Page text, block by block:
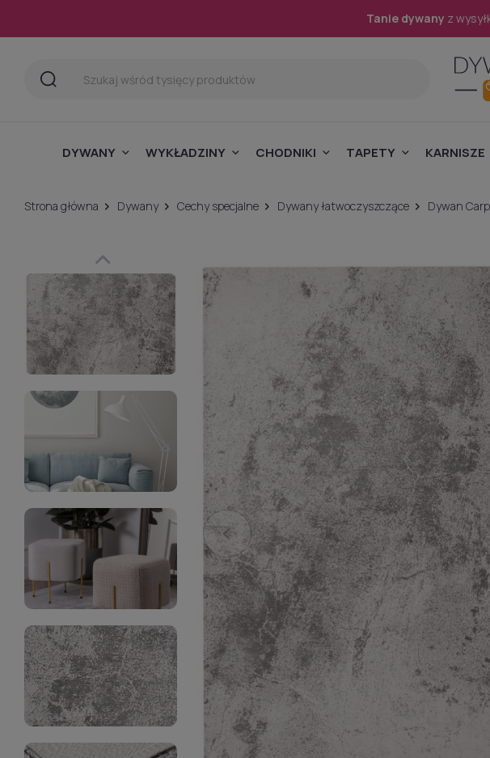
Tanie dywany z
DYWANY WYKŁADZINY CHODNIKI TAPETY KARNISZE
Strona główna Dywany Cechy specjalne Dywany łatwoczyszczące Dywan